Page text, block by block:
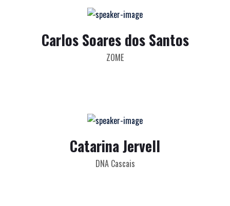
Carlos Soares dos Santos
ZOME
Catarina Jervell
DNA Cascais